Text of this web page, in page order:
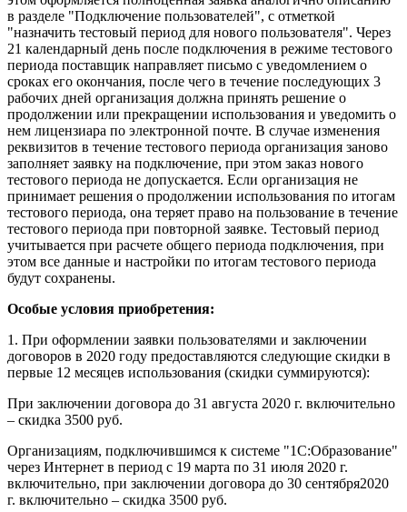
в разделе "Подключение пользователей", с отметкой
"назначить тестовый период для нового пользователя". Через
21 календарный день после подключения в режиме тестового
периода поставщик направляет письмо с уведомлением о
сроках его окончания, после чего в течение последующих 3
рабочих дней организация должна принять решение о
продолжении или прекращении использования и уведомить о
нем лицензиара по электронной почте. В случае изменения
реквизитов в течение тестового периода организация заново
заполняет заявку на подключение, при этом заказ нового
тестового периода не допускается. Если организация не
принимает решения о продолжении использования по итогам
тестового периода, она теряет право на пользование в течение
тестового периода при повторной заявке. Тестовый период
учитывается при расчете общего периода подключения, при
этом все данные и настройки по итогам тестового периода
будут сохранены.
Особые условия приобретения:
1. При оформлении заявки пользователями и заключении
договоров в 2020 году предоставляются следующие скидки в
первые 12 месяцев использования (скидки суммируются):
При заключении договора до 31 августа 2020 г. включительно
– скидка 3500 руб.
Организациям, подключившимся к системе "1С:Образование"
через Интернет в период с 19 марта по 31 июля 2020 г.
включительно, при заключении договора до 30 сентября2020
г. включительно – скидка 3500 руб.